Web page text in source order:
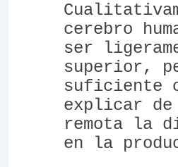
cerebro
ser
superior,
suficiente
explicar de
remota la
en la